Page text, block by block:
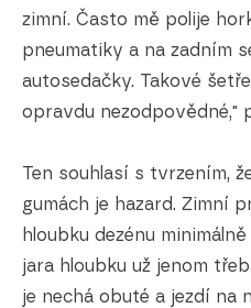
zimní. Často mě polije
pneumatiky a na zadním
autosedačky. Takové
opravdu nezodpovědné,"
Ten souhlasí s tvrzením,
gumách je hazard. Zimní
hloubku dezénu
jara hloubku už jenom
je nechá obuté a jezdí na